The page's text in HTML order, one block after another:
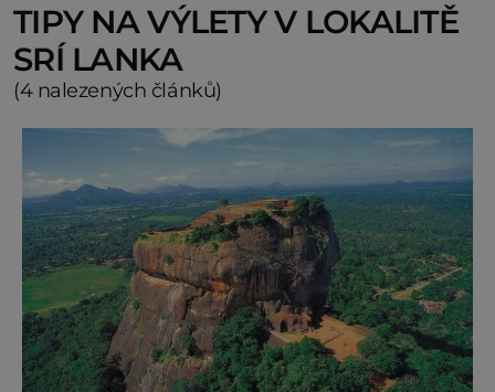
TIPY NA VÝLETY V LOKALITĚ
SRÍ LANKA
(4 nalezených článků)